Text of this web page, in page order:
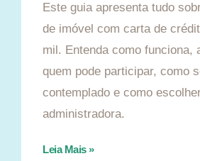
Este guia apresenta tudo
de imóvel com carta de
mil. Entenda como funciona,
quem pode participar, como
contemplado e como
administradora.
Leia Mais »